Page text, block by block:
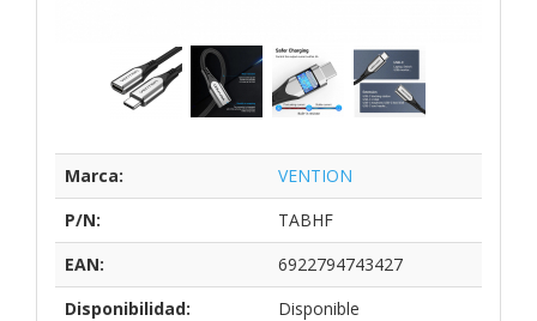
Marca:
VENTION
P/N:
TABHF
EAN:
6922794743427
Disponibilidad:
Disponible